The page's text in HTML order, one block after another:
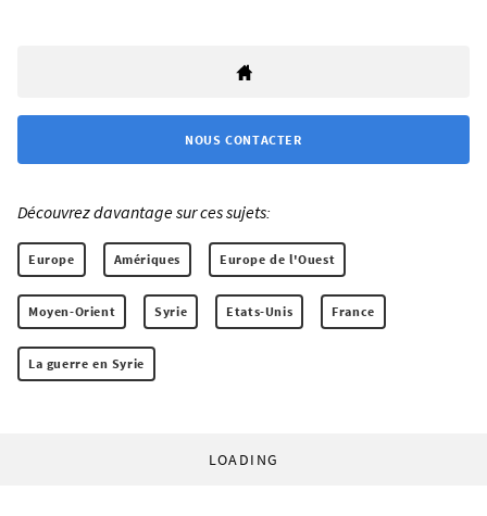
NOUS CONTACTER
Découvrez davantage sur ces sujets:
Europe Amériques Europe de l'Ouest
Moyen-Orient Syrie Etats-Unis France
La guerre en Syrie
LOADING